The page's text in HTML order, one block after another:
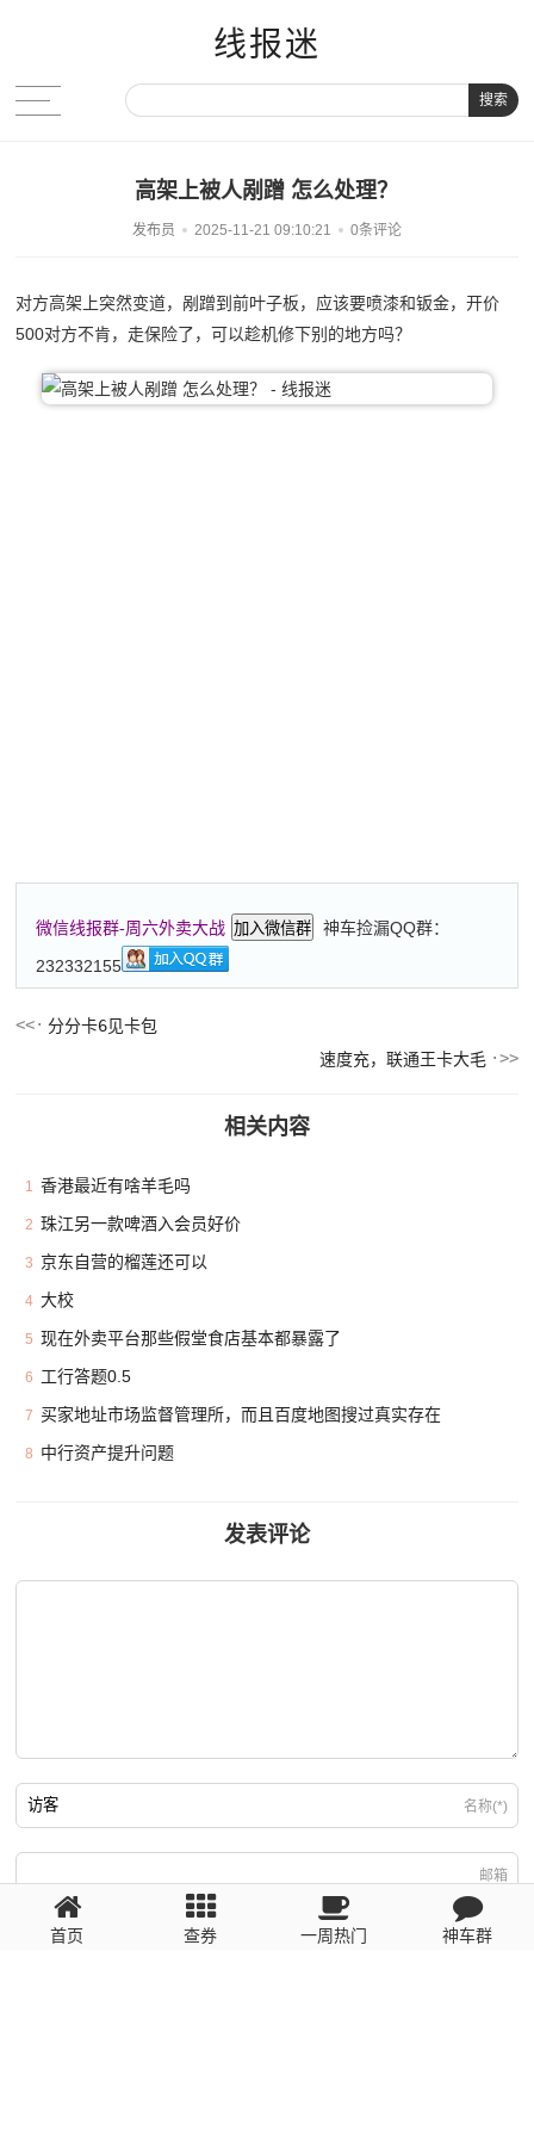
线报迷
搜索
高架上被人剐蹭 怎么处理？
发布员 2025-11-21 09:10:21 0条评论
对方高架上突然变道，剐蹭到前叶子板，应该要喷漆和钣金，开价
500对方不肯，走保险了，可以趁机修下别的地方吗？
微信线报群-周六外卖大战 加入微信群
神车捡漏QQ群：
232332155
分分卡6见卡包
速度充，联通王卡大毛
相关内容
1 香港最近有啥羊毛吗
2 珠江另一款啤酒入会员好价
3 京东自营的榴莲还可以
4 大校
5 现在外卖平台那些假堂食店基本都暴露了
6 工行答题0.5
7 买家地址市场监督管理所，而且百度地图搜过真实存在
8 中行资产提升问题
发表评论
名称(*)
邮箱
回复需填写必要信息
首页 查券 一周热门 神车群